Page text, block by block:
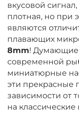
вкусовой
плотная, но при
являются
плавающих
8mm! Думающие
современной
миниатюрные
эти прекрасные
зависимости от
на